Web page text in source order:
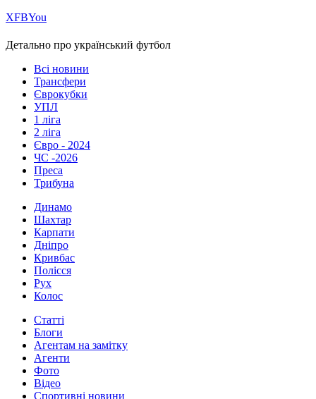
ХFBYou
Детально про український футбол
Всі новини
Трансфери
Єврокубки
УПЛ
1 ліга
2 ліга
Євро - 2024
ЧС -2026
Преса
Трибуна
Динамо
Шахтар
Карпати
Дніпро
Кривбас
Полісся
Рух
Колос
Статті
Блоги
Агентам на замітку
Агенти
Фото
Відео
Спортивні новини